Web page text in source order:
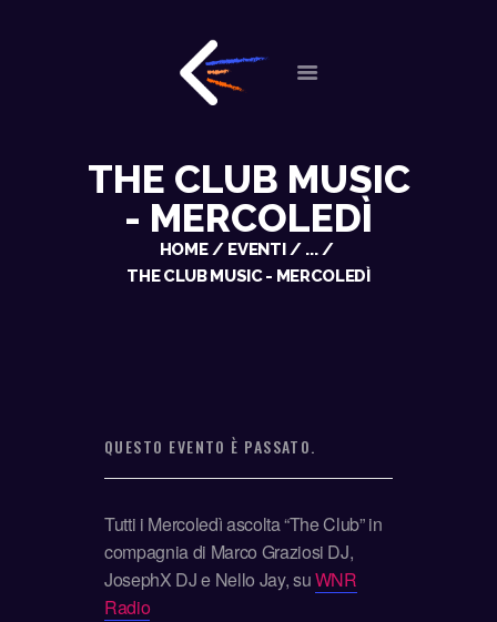
THE CLUB MUSIC
- MERCOLEDÌ
HOME EVENTI
...
THE CLUB MUSIC - MERCOLEDÌ
CHI SIAMO
APPUNTAMENTI
SERVIZI
RECENSIONI E NOTIZIE
QUESTO EVENTO È PASSATO.
Tutti i Mercoledì ascolta “The Club” in
compagnia di Marco Graziosi DJ,
JosephX DJ e Nello Jay, suWNR
Radio